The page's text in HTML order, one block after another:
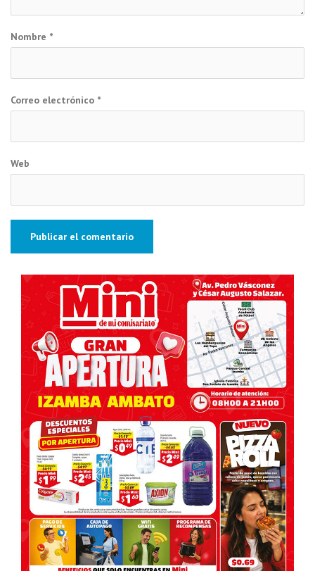
Nombre *
Correo electrónico *
Web